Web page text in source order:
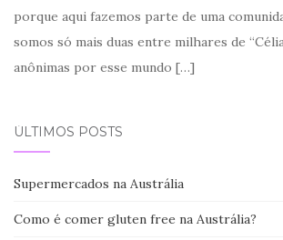
porque aqui fazemos parte de uma
somos só mais duas entre milhares de
anônimas por esse mundo […]
ÚLTIMOS POSTS
Supermercados na Austrália
Como é comer gluten free na Austrália?